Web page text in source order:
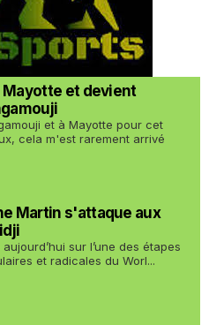
et devient
et à Mayotte pour cet
cela m'est rarement arrivé
Martin s'attaque aux
sur l’une des étapes
et radicales du Worl...